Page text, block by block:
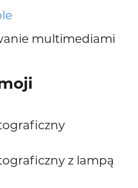
multimediami
z lampą